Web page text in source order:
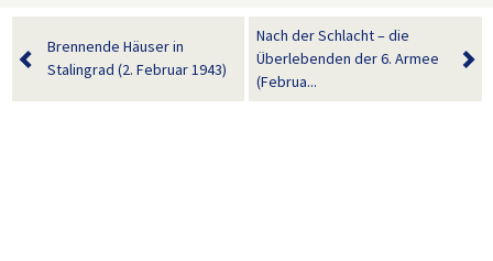
Brennende Häuser in
Stalingrad (2. Februar 1943)
Nach der Schlacht – die
Überlebenden der 6. Armee
(Februa...